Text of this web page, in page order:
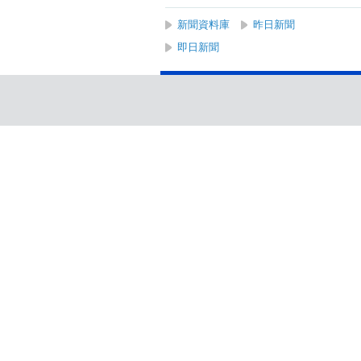
新聞資料庫 昨日新聞
即日新聞